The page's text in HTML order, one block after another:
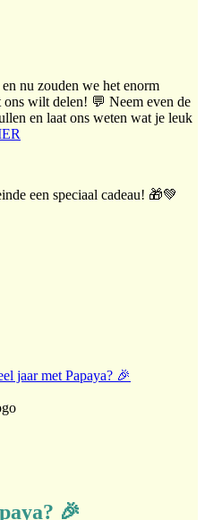
nu zouden we het enorm
wilt delen! 💬 Neem even de
en laat ons weten wat je leuk
een speciaal cadeau! 🎁💚
🎉